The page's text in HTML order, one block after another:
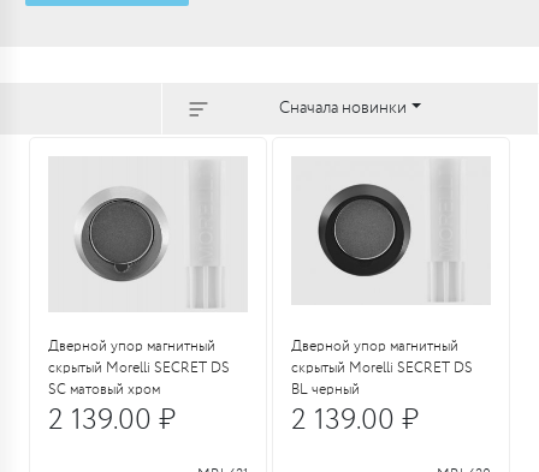
Сначала новинки
Дверной упор магнитный
скрытый Morelli SECRET DS
SC матовый хром
2 139.00 ₽
Дверной упор магнитный
скрытый Morelli SECRET DS
BL черный
2 139.00 ₽